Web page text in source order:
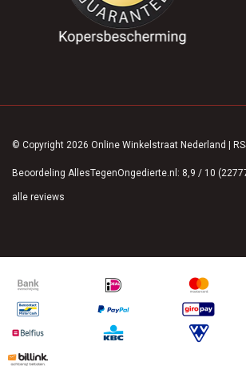
© Copyright 2026 Online Winkelstraat Nederland |
Beoordeling AllesTegenOngedierte.nl : 8,9 / 10 (
alle reviews